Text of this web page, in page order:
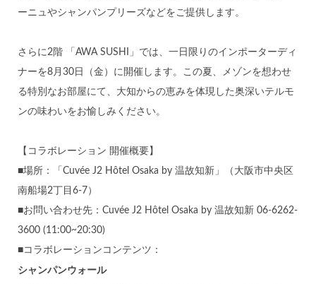
ーニュやシャンパンプリーズなどをご提供します。
さらに2階 「AWA SUSHI」では、一日限りのインポーターディ
ナーを8月30日（金）に開催します。この夏、メゾンを想わせ
る特別なお部屋にて、大知からの恵みを体現した奥深いテルモ
ンの味わいをお愉しみください。
【コラボレーション 開催概要】
■場所：「Cuvée J2 Hôtel Osaka by 温故知新」（大阪市中央区
南船場2丁目6-7）
■お問い合わせ先：Cuvée J2 Hôtel Osaka by 温故知新 06-6262-
3600 (11:00~20:30)
■コラボレーションコンテンツ：
シャンパンウォール